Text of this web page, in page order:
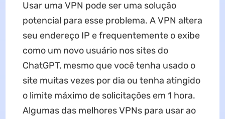
Usar uma VPN pode ser uma solução
potencial para esse problema. A VPN altera
seu endereço IP e frequentemente o exibe
como um novo usuário nos sites do
ChatGPT, mesmo que você tenha usado o
site muitas vezes por dia ou tenha atingido
o limite máximo de solicitações em 1 hora.
Algumas das melhores VPNs para usar ao